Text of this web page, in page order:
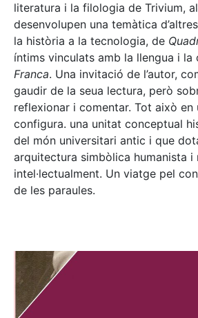
literatura i la filologia de Trivium,
desenvolupen una temàtica
la història a la tecnologia, de
íntims vinculats amb la llengua i la
Franca. Una invitació de l’autor,
gaudir de la seua lectura, però
reflexionar i comentar. Tot això en
configura. una unitat conceptual
del món universitari antic i que
arquitectura simbòlica humanista i
intel·lectualment. Un viatge pel
de les paraules.